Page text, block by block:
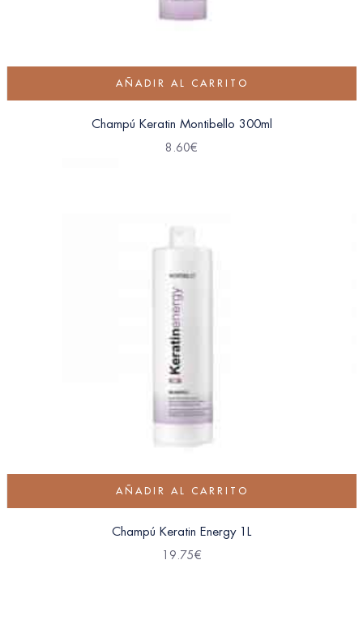
AÑADIR AL CARRITO
Champú Keratin Montibello 300ml
8.60€
AÑADIR AL CARRITO
Champú Keratin Energy 1L
19.75€